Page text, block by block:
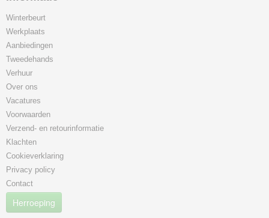
Winterbeurt
Werkplaats
Aanbiedingen
Tweedehands
Verhuur
Over ons
Vacatures
Voorwaarden
Verzend- en retourinformatie
Klachten
Cookieverklaring
Privacy policy
Contact
Herroeping